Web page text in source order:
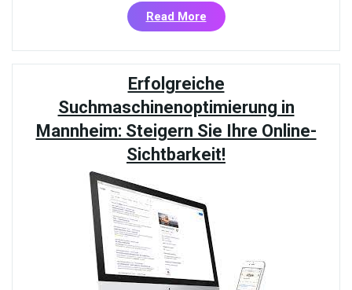
Read More«Erfolgreiches
Marketing
durch
Steigern
Sie
Ihre
Sichtbarkeit
im
Erfolgreiche
Suchmaschinenoptimierung in
Mannheim: Steigern Sie Ihre Online-
Sichtbarkeit!